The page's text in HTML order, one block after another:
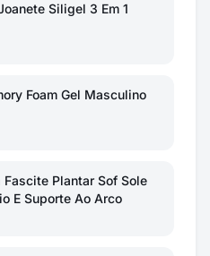
Siligel 3 Em 1
Foam Gel Masculino
Fascite Plantar Sof Sole
E Suporte Ao Arco